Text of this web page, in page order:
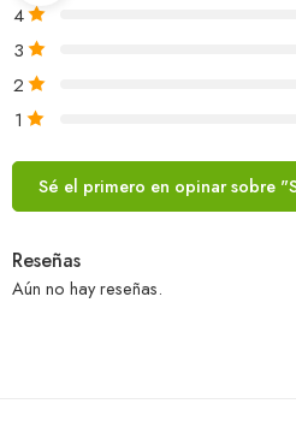
4
3
2
1
Sé el primero en opinar sobre
Reseñas
Aún no hay reseñas.